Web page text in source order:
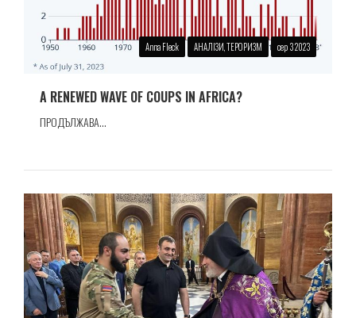
Anna Fleck АНАЛІЗИ, ТЕРОРИЗМ сер 3 2023
A RENEWED WAVE OF COUPS IN AFRICA?
ПРОДЪЛЖАВА...